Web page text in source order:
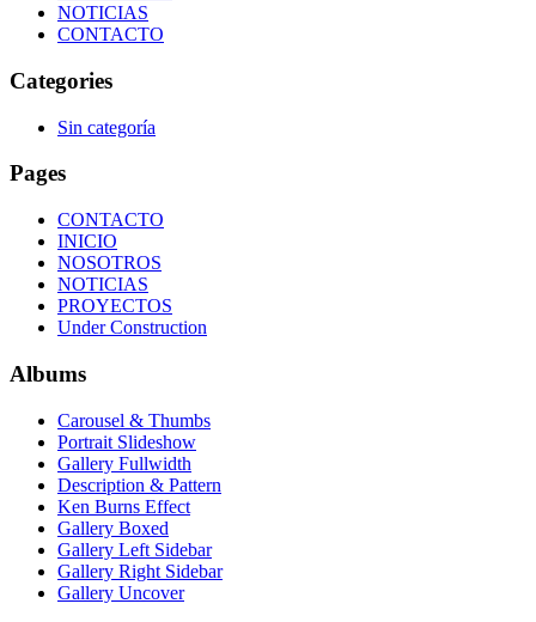
NOTICIAS
CONTACTO
Categories
Sin categoría
Pages
CONTACTO
INICIO
NOSOTROS
NOTICIAS
PROYECTOS
Under Construction
Albums
Carousel & Thumbs
Portrait Slideshow
Gallery Fullwidth
Description & Pattern
Ken Burns Effect
Gallery Boxed
Gallery Left Sidebar
Gallery Right Sidebar
Gallery Uncover